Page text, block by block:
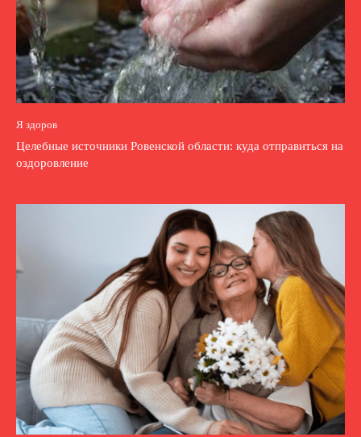
Я здоров
Целебные источники Ровенской области: куда отправиться на
оздоровление